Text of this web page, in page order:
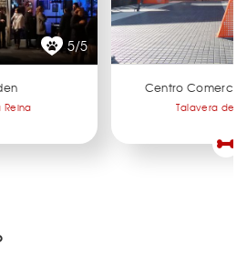
5/5
Reina
Centro Comercial
Talavera de